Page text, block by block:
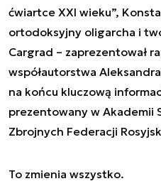
ćwiartce XXI wieku”,
ortodoksyjny oligarcha i
Cargrad – zaprezentował
współautorstwa
na końcu kluczową
prezentowany w Akademii
Zbrojnych Federacji
To zmienia wszystko.